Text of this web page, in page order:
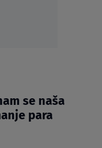
se naša
para